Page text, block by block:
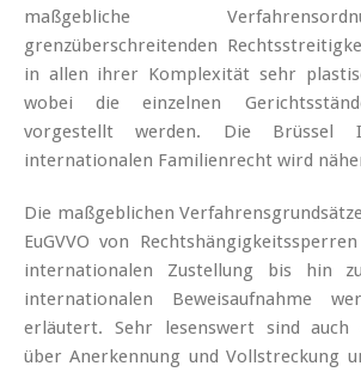
maßgebliche
grenzüberschreitenden
in allen ihrer Komplexität sehr
wobei die einzelnen
vorgestellt werden. Die
internationalen Familienrecht wird
Die maßgeblichen
EuGVVO von
internationalen Zustellung bis hin
internationalen Beweisaufnahme
erläutert. Sehr lesenswert sind auch
über Anerkennung und Vollstreckung